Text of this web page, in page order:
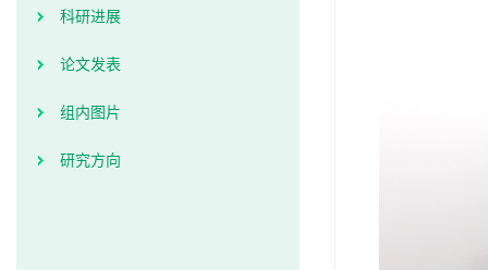
科研进展
论文发表
组内图片
研究方向